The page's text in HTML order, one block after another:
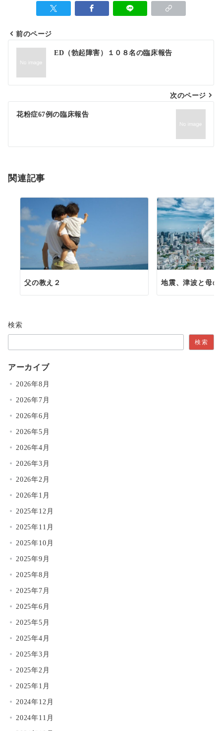
投
ナ
ビ
ゲ
シ
ン
前のページ
ED（勃起障害）１０８名の臨床報告
次のページ
花粉症67例の臨床報告
関連記事
父の教え２ 地震、津波と母の
検索
検索
アーカイブ
2026年8月
2026年7月
2026年6月
2026年5月
2026年4月
2026年3月
2026年2月
2026年1月
2025年12月
2025年11月
2025年10月
2025年9月
2025年8月
2025年7月
2025年6月
2025年5月
2025年4月
2025年3月
2025年2月
2025年1月
2024年12月
2024年11月